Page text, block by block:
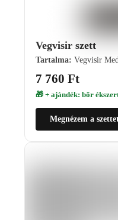
Vegvisir szett
Tartalma: Vegvisir
7 760 Ft
🎁 + ajándék: bőr
Megnézem a